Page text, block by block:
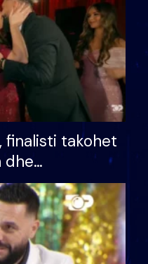
finalisti takohet
dhe
ndonjë letër